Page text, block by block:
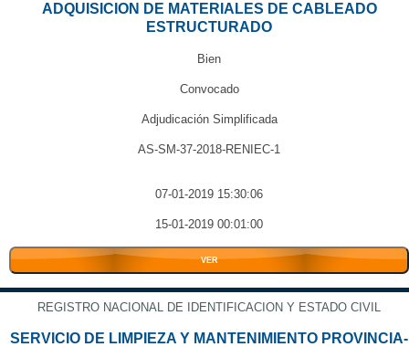
ADQUISICION DE MATERIALES DE CABLEADO
ESTRUCTURADO
Bien
Convocado
Adjudicación Simplificada
AS-SM-37-2018-RENIEC-1
07-01-2019 15:30:06
15-01-2019 00:01:00
VER
REGISTRO NACIONAL DE IDENTIFICACION Y ESTADO CIVIL
SERVICIO DE LIMPIEZA Y MANTENIMIENTO PROVINCIA-